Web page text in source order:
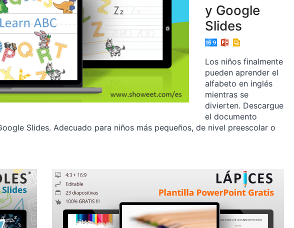
y Google
Slides
Los niños finalmente
pueden aprender el
alfabeto en inglés
mientras se
divierten. Descargue
el documento
Slides. Adecuado para niños más pequeños, de nivel preescolar o